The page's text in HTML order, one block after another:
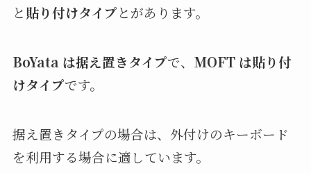
と貼り付けタイプとがあります。
BoYata は据え置きタイプで、 MOFT は貼り付
けタイプです。
据え置きタイプの場合は、外付けのキーボード
を利用する場合に適しています。